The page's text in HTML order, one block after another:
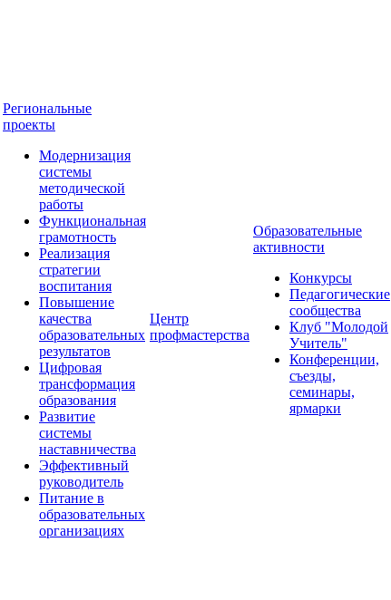
Региональные
проекты
Модернизация
системы
методической
работы
Функциональная
грамотность
Реализация
стратегии
воспитания
Повышение
качества
образовательных
результатов
Цифровая
трансформация
образования
Развитие
системы
наставничества
Эффективный
руководитель
Питание в
образовательных
организациях
Центр
профмастерства
Образовательные
активности
Конкурсы
Педагогические
сообщества
Клуб "Молодой
Учитель"
Конференции,
съезды,
семинары,
ярмарки